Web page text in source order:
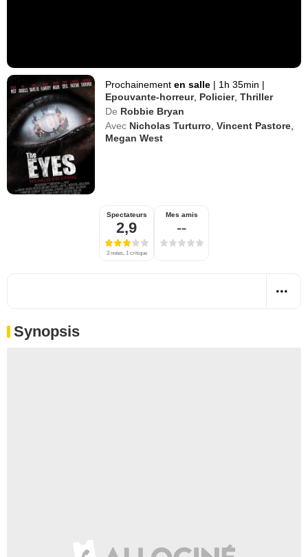
Prochainementen salle | 1h 35min |
Epouvante-horreur, Policier,Thriller
De Robbie Bryan
Avec Nicholas Turturro ,Vincent Pastore
Megan West
Spectateurs
2,9
3 notes, 1 critique
Mes amis
--
Synopsis